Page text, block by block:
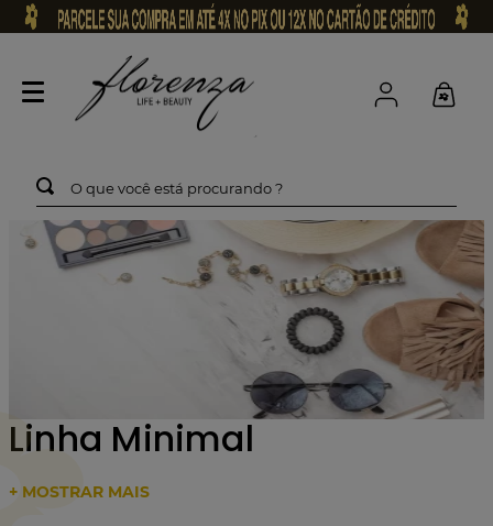
O que você está procurando ?
Linha Minimal
+ MOSTRAR MAIS